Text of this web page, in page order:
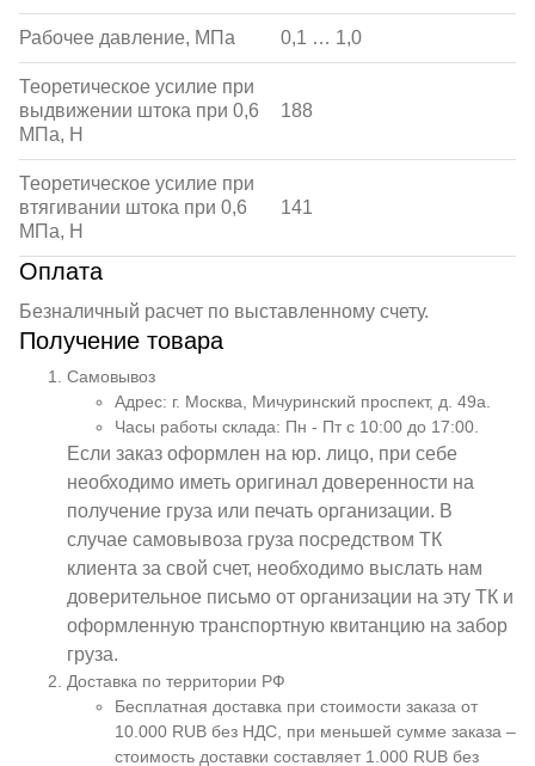
Рабочее давление, МПа 0,1 … 1,0
Теоретическое усилие при
выдвижении штока при 0,6
МПа, Н
188
Теоретическое усилие при
втягивании штока при 0,6
МПа, Н
141
Оплата
Безналичный расчет по выставленному счету.
Получение товара
Самовывоз
Адрес: г. Москва, Мичуринский проспект, д. 49а.
Часы работы склада: Пн - Пт с 10:00 до 17:00.
Если заказ оформлен на юр. лицо, при себе
необходимо иметь оригинал доверенности на
получение груза или печать организации. В
случае самовывоза груза посредством ТК
клиента за свой счет, необходимо выслать нам
доверительное письмо от организации на эту ТК и
оформленную транспортную квитанцию на забор
груза.
Доставка по территории РФ
Бесплатная доставка при стоимости заказа от
10.000 RUB без НДС, при меньшей сумме заказа –
стоимость доставки составляет 1.000 RUB без